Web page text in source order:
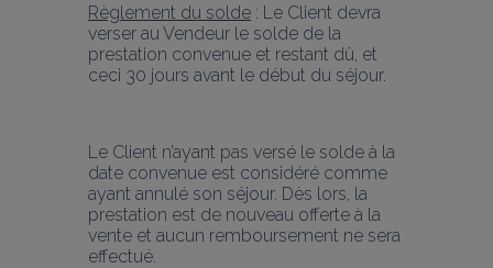
Règlement du solde : Le Client devra
verser au Vendeur le solde de la
prestation convenue et restant dû, et
ceci 30 jours avant le début du séjour.
Le Client n’ayant pas versé le solde à la
date convenue est considéré comme
ayant annulé son séjour. Dès lors, la
prestation est de nouveau offerte à la
vente et aucun remboursement ne sera
effectué.